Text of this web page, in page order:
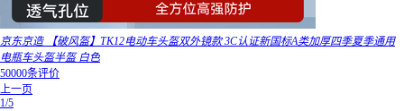
京东京造 【破风盔】TK12电动车头盔双外镜款 3C认证新国标A类加厚四季夏季通用
电瓶车头盔半盔 白色
50000条评价
上一页
1/5